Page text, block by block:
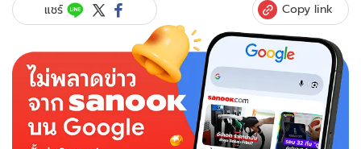
แชร์ Copy link